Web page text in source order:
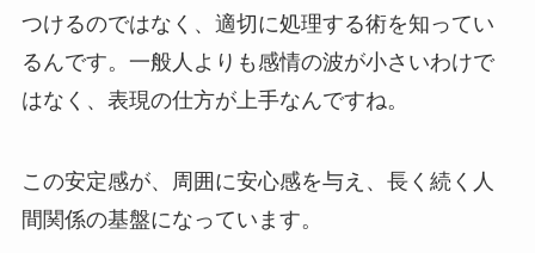
つけるのではなく、適切に処理する術を知ってい
るんです。一般人よりも感情の波が小さいわけで
はなく、表現の仕方が上手なんですね。
この安定感が、周囲に安心感を与え、長く続く人
間関係の基盤になっています。